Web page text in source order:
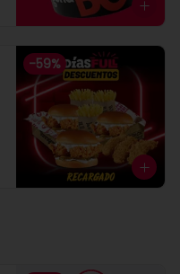
-59%